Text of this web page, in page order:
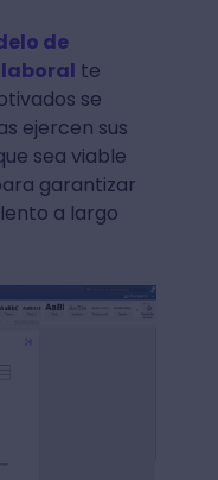
de
te
se
ejercen sus
sea viable
garantizar
a largo